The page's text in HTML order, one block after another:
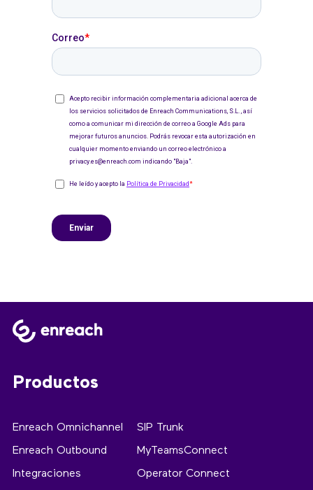
Productos
Enreach Omnichannel
Enreach Outbound
Integraciones
SIP Trunk
MyTeamsConnect
Operator Connect